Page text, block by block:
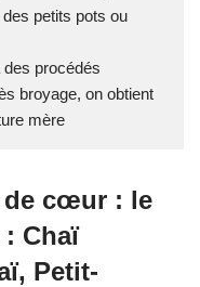
petits pots ou
des procédés
broyage, on obtient
mère
de cœur : le
: Chaï
Petit-